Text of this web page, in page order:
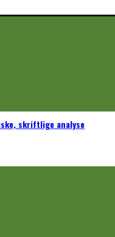
skriftlige analyse